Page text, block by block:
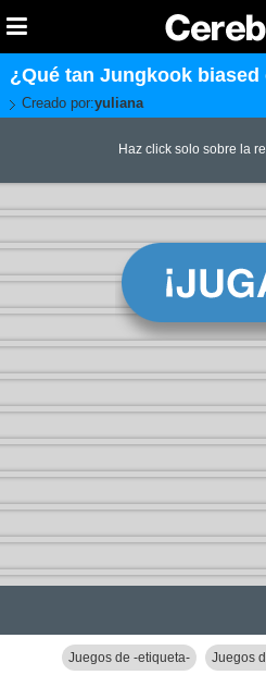
¿Qué tan Jungkook biased
Creado por:yuliana
Haz click solo sobre la
Juegos de -etiqueta- Juegos